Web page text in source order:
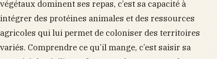
végétaux dominent ses repas, c’est sa capacité à
intégrer des protéines animales et des ressources
agricoles qui lui permet de coloniser des territoires
variés. Comprendre ce qu’il mange, c’est saisir sa